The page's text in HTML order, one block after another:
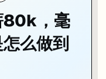
之路。
80k，毫
么做到